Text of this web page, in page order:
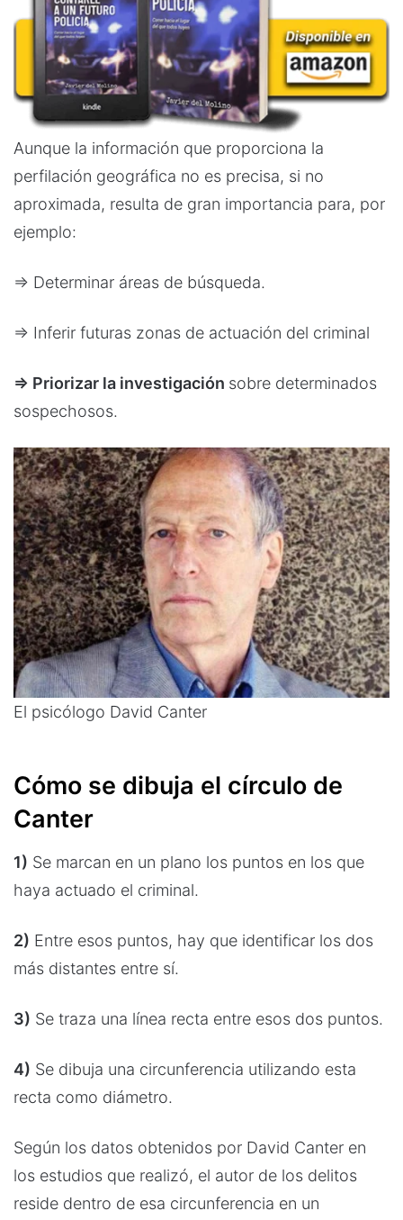
Aunque la información que proporciona la
perfilación geográfica no es precisa, si no
aproximada, resulta de gran importancia para, por
ejemplo:
⇒ Determinar áreas de búsqueda.
⇒ Inferir futuras zonas de actuación del criminal
⇒ Priorizar la investigación sobre determinados
sospechosos.
El psicólogo David Canter
Cómo se dibuja el círculo de
Canter
1) Se marcan en un plano los puntos en los que
haya actuado el criminal.
2) Entre esos puntos, hay que identificar los dos
más distantes entre sí.
3) Se traza una línea recta entre esos dos puntos.
4) Se dibuja una circunferencia utilizando esta
recta como diámetro.
Según los datos obtenidos por David Canter en
los estudios que realizó, el autor de los delitos
reside dentro de esa circunferencia en un